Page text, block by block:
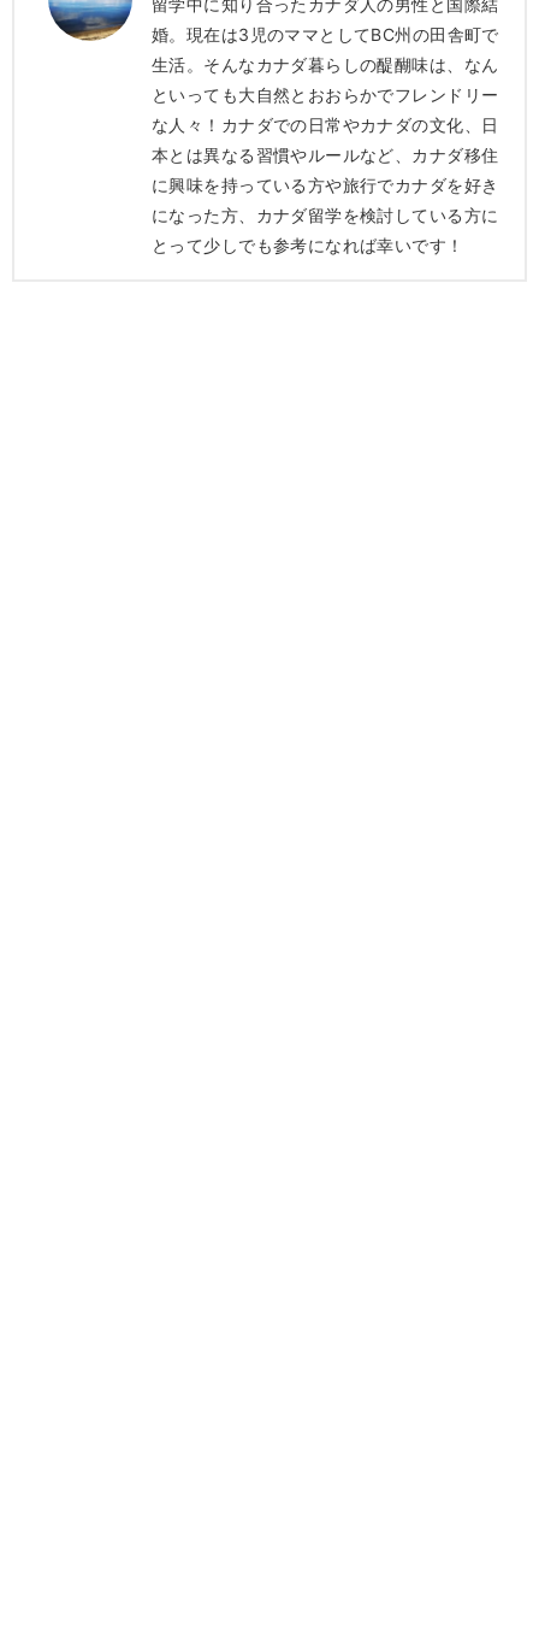
留学中に知り合ったカナダ人の男性と国際結
婚。現在は3児のママとしてBC州の田舎町で
生活。そんなカナダ暮らしの醍醐味は、なん
といっても大自然とおおらかでフレンドリー
な人々！カナダでの日常やカナダの文化、日
本とは異なる習慣やルールなど、カナダ移住
に興味を持っている方や旅行でカナダを好き
になった方、カナダ留学を検討している方に
とって少しでも参考になれば幸いです！